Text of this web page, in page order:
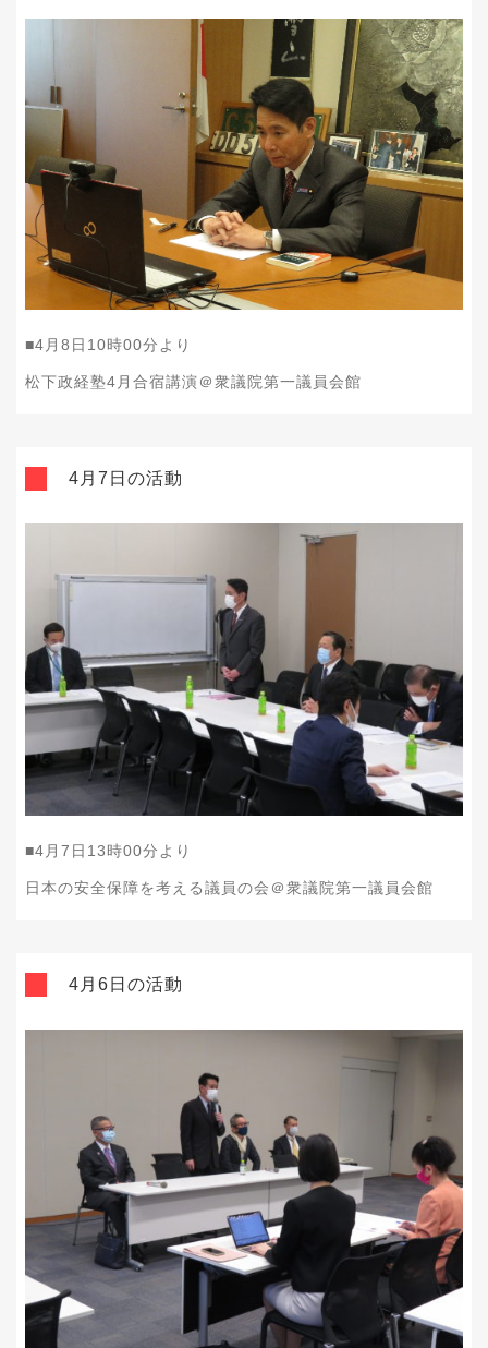
■4月8 日10時00分より
松下政経塾4月合宿講演＠衆議院第一議員会館
4月7日の活動
■4 月7 日13時00分より
日本の安全保障を考える議員の会＠衆議院第一議員会館
4月6日の活動